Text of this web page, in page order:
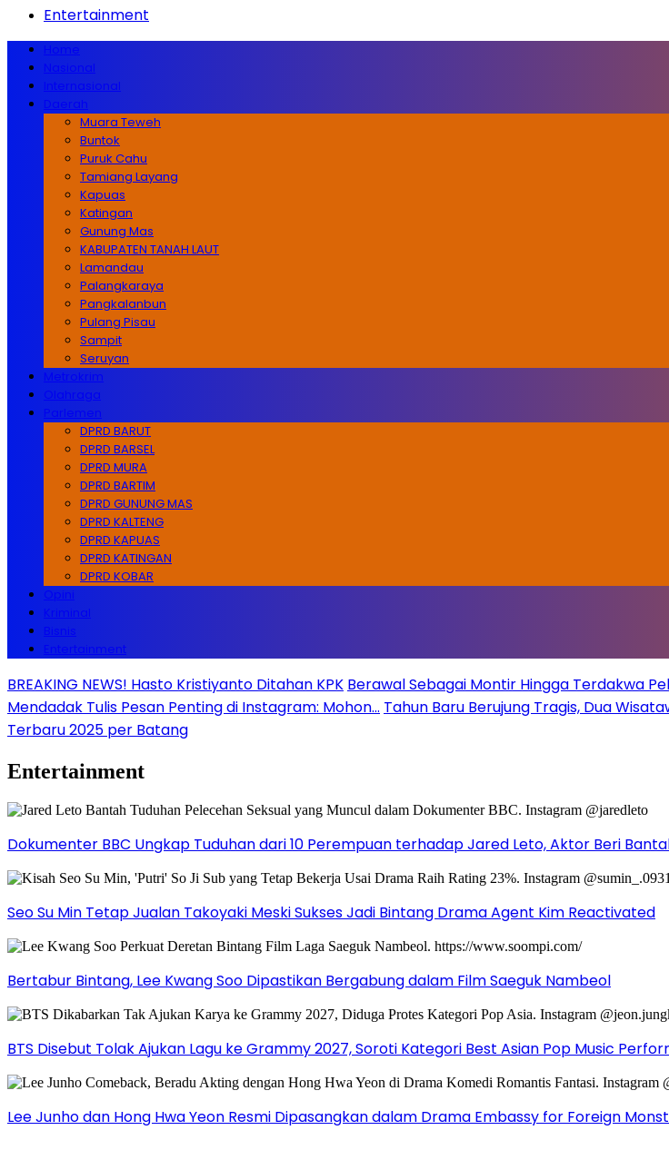
Entertainment
Home
Nasional
Internasional
Daerah
Muara Teweh
Buntok
Puruk Cahu
Tamiang Layang
Kapuas
Katingan
Gunung Mas
KABUPATEN TANAH LAUT
Lamandau
Palangkaraya
Pangkalanbun
Pulang Pisau
Sampit
Seruyan
Metrokrim
Olahraga
Parlemen
DPRD BARUT
DPRD BARSEL
DPRD MURA
DPRD BARTIM
DPRD GUNUNG MAS
DPRD KALTENG
DPRD KAPUAS
DPRD KATINGAN
DPRD KOBAR
Opini
Kriminal
Bisnis
Entertainment
BREAKING NEWS! Hasto Kristiyanto Ditahan KPK Berawal Sebagai Montir Hingga Terdakwa
Mendadak Tulis Pesan Penting di Instagram: Mohon… Tahun Baru Berujung Tragis, Dua
Terbaru 2025 per Batang
Entertainment
Dokumenter BBC Ungkap Tuduhan dari 10 Perempuan terhadap Jared Leto, Aktor Beri
Seo Su Min Tetap Jualan Takoyaki Meski Sukses Jadi Bintang Drama Agent Kim Reactivated
Bertabur Bintang, Lee Kwang Soo Dipastikan Bergabung dalam Film Saeguk Nambeol
BTS Disebut Tolak Ajukan Lagu ke Grammy 2027, Soroti Kategori Best Asian Pop Music
Lee Junho dan Hong Hwa Yeon Resmi Dipasangkan dalam Drama Embassy for Foreign